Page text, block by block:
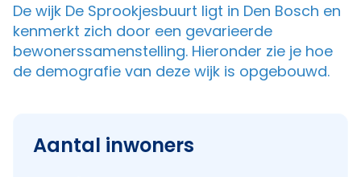
De wijk De Sprookjesbuurt ligt in Den Bosch en
kenmerkt zich door een gevarieerde
bewonerssamenstelling. Hieronder zie je hoe
de demografie van deze wijk is opgebouwd.
Aantal inwoners